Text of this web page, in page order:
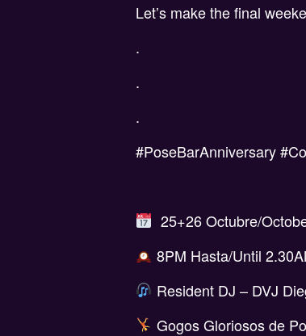
Let’s make the final
.
.
.
#PoseBarAnniversary
25+26 Octubre/
8PM Hasta/Until
Resident DJ – DVJ
Gogos Gloriosos de